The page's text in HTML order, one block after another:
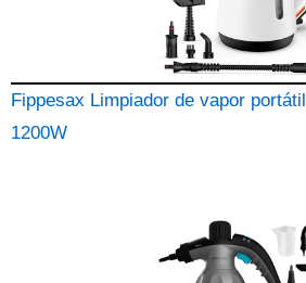
Fippesax Limpiador de vapor portátil
1200W